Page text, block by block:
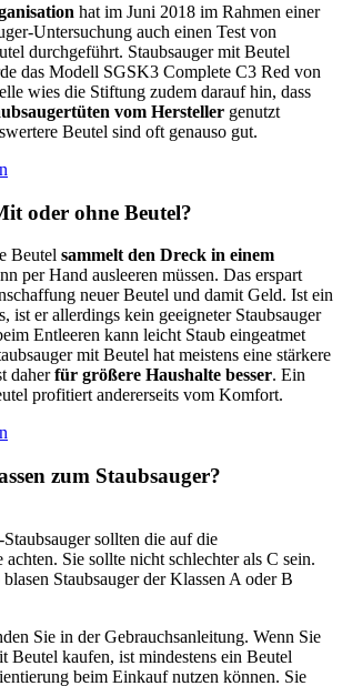
hat im Juni 2018 im Rahmen einer
Untersuchung auch einen Test von
durchgeführt. Staubsauger mit Beutel
das Modell SGSK3 Complete C3 Red von
wies die Stiftung zudem darauf hin, dass
vom Hersteller genutzt
Beutel sind oft genauso gut.
oder ohne Beutel?
Beutel sammelt den Dreck in einem
per Hand ausleeren müssen. Das erspart
neuer Beutel und damit Geld. Ist ein
ist er allerdings kein geeigneter Staubsauger
Entleeren kann leicht Staub eingeatmet
mit Beutel hat meistens eine stärkere
daherfür größere Haushalte besser. Ein
profitiert andererseits vom Komfort.
zum Staubsauger?
sollten die auf die
achten. Sie sollte nicht schlechter als C sein.
Staubsauger der Klassen A oder B
Sie in der Gebrauchsanleitung. Wenn Sie
Beutel kaufen, ist mindestens ein Beutel
beim Einkauf nutzen können. Sie